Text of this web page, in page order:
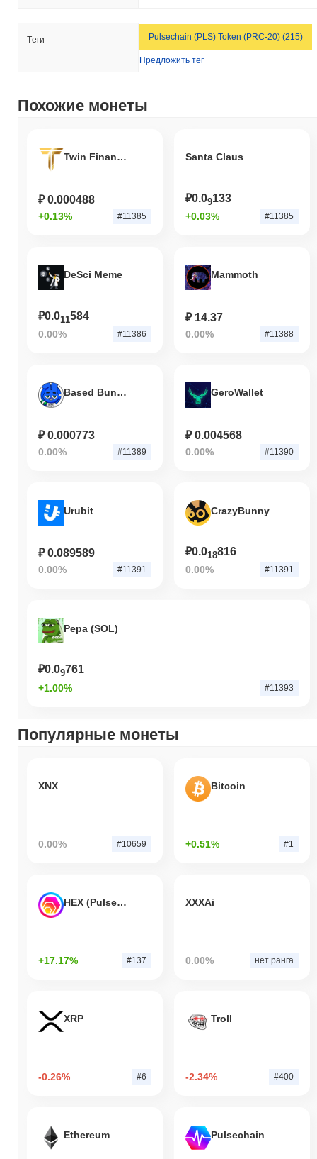
Tеги Pulsechain (PLS) Token (PRC-20) (215)
Предложить тег
Похожие монеты
Twin Finance
₽ 0.000488
+0.13% #11385
Santa Claus
₽0.09133
+0.03% #11385
DeSci Meme
₽0.011584
0.00% #11386
Mammoth
₽ 14.37
0.00% #11388
Based Bunny
₽ 0.000773
0.00% #11389
GeroWallet
₽ 0.004568
0.00% #11390
Urubit
₽ 0.089589
0.00% #11391
CrazyBunny
₽0.018816
0.00% #11391
Pepa (SOL)
₽0.09761
+1.00% #11393
Популярные монеты
XNX
0.00% #10659
Bitcoin
+0.51% #1
HEX (Pulsechain)
+17.17% #137
XXXAi
0.00% нет ранга
XRP
-0.26% #6
Troll
-2.34% #400
Ethereum Pulsechain